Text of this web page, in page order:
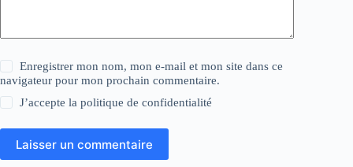
Enregistrer mon nom, mon e-mail et mon site dans ce
navigateur pour mon prochain commentaire.
J’accepte lapolitique de confidentialité
Laisser un commentaire